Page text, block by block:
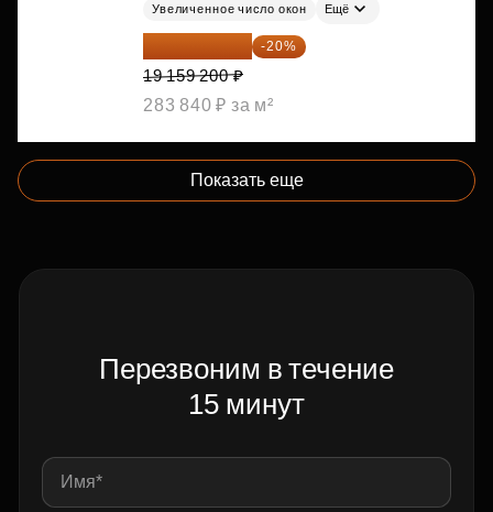
Увеличенное число окон Ещё
15 327 360 ₽ -20%
19 159 200 ₽
283 840 ₽ за м²
Показать еще
Перезвоним в течение
15 минут